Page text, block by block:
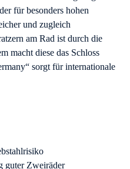
für besonders hohen
und zugleich
am Rad ist durch die
macht diese das Schloss
sorgt für internationale
guter Zweiräder